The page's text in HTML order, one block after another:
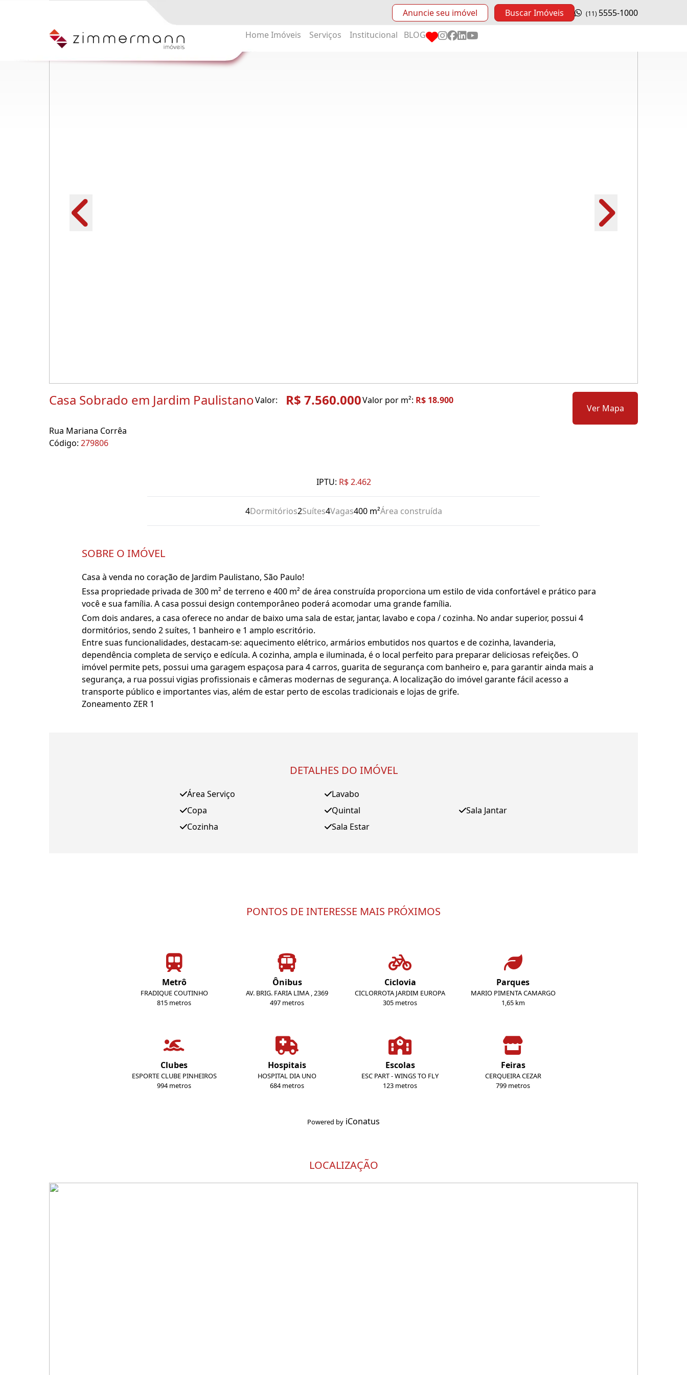
Anuncie seu imóvel Buscar Imóveis (11) 5555-1000
Home Imóveis Serviços Institucional BLOG
Casa Sobrado em Jardim PaulistanoValor: R$ 7.560.000Valor por m²: R$ 18.900
Rua Mariana Corrêa
Código: 279806
Ver Mapa
IPTU: R$ 2.462
4Dormitórios2Suítes4Vagas400 m²Área construída
SOBRE O IMÓVEL
Casa à venda no coração de Jardim Paulistano, São Paulo!
Essa propriedade privada de 300 m² de terreno e 400 m² de área construída proporciona um estilo de vida confortável e prático para
você e sua família. A casa possui design contemporâneo poderá acomodar uma grande família.
Com dois andares, a casa oferece no andar de baixo uma sala de estar, jantar, lavabo e copa / cozinha. No andar superior, possui 4
dormitórios, sendo 2 suítes, 1 banheiro e 1 amplo escritório.
Entre suas funcionalidades, destacam-se: aquecimento elétrico, armários embutidos nos quartos e de cozinha, lavanderia,
dependência completa de serviço e edícula. A cozinha, ampla e iluminada, é o local perfeito para preparar deliciosas refeições. O
imóvel permite pets, possui uma garagem espaçosa para 4 carros, guarita de segurança com banheiro e, para garantir ainda mais a
segurança, a rua possui vigias profissionais e câmeras modernas de segurança. A localização do imóvel garante fácil acesso a
transporte público e importantes vias, além de estar perto de escolas tradicionais e lojas de grife.
Zoneamento ZER 1
DETALHES DO IMÓVEL
Área Serviço
Copa
Cozinha
Lavabo
Quintal
Sala Estar
Sala Jantar
PONTOS DE INTERESSE MAIS PRÓXIMOS
Metrô
FRADIQUE COUTINHO
815 metros
Ônibus
AV. BRIG. FARIA LIMA , 2369
497 metros
Ciclovia
CICLORROTA JARDIM EUROPA
305 metros
Parques
MARIO PIMENTA CAMARGO
1,65 km
Clubes
ESPORTE CLUBE PINHEIROS
994 metros
Hospitais
HOSPITAL DIA UNO
684 metros
Escolas
ESC PART - WINGS TO FLY
123 metros
Feiras
CERQUEIRA CEZAR
799 metros
Powered by iConatus
LOCALIZAÇÃO